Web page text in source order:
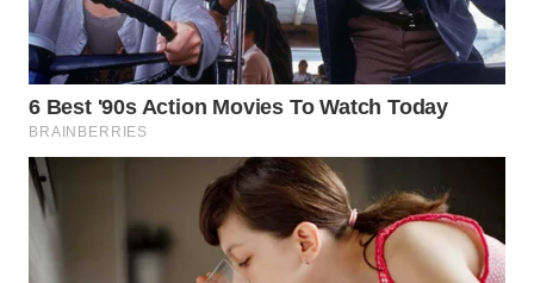
DANAU
TOBA
WN
NIAS
LANGKAT